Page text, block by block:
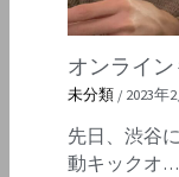
オンライ
未分類 / 2023年
先日、渋谷
動キックオ…